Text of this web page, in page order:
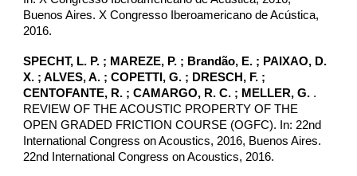
Buenos Aires. X Congresso Iberoamericano de Acústica,
2016.
SPECHT, L. P. ; MAREZE, P. ; Brandão, E. ; PAIXAO, D.
X. ; ALVES, A. ; COPETTI, G. ; DRESCH, F. ;
CENTOFANTE, R. ; CAMARGO, R. C. ; MELLER, G. .
REVIEW OF THE ACOUSTIC PROPERTY OF THE
OPEN GRADED FRICTION COURSE (OGFC). In: 22nd
International Congress on Acoustics, 2016, Buenos Aires.
22nd International Congress on Acoustics, 2016.